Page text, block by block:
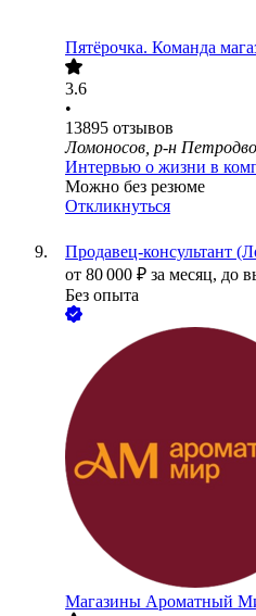
Пятёрочка. Команда
3.6
•
13895 отзывов
Ломоносов, р-н
Интервью о жизни в
Можно без резюме
Откликнуться
Продавец-консультант
от 80 000 ₽ за месяц, до
Без опыта
Магазины Ароматный